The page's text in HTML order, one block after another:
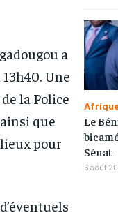
a
Une
la Police
que
pour
Le
Sénat
6 août